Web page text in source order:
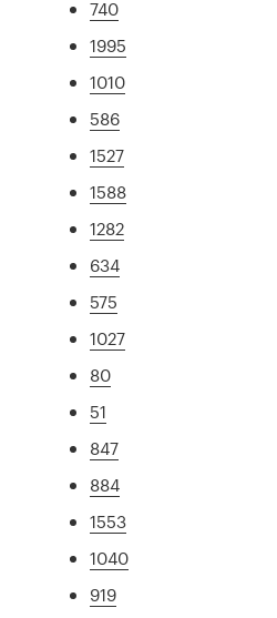
740
1995
1010
586
1527
1588
1282
634
575
1027
80
51
847
884
1553
1040
919